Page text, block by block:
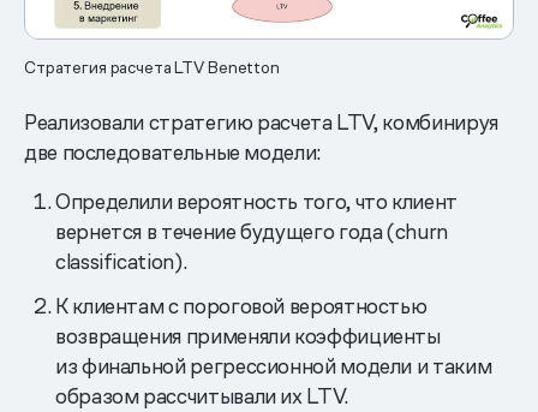
Стратегия расчета LTV Benetton
Реализовали стратегию расчета LTV, комбинируя
две последовательные модели:
Определили вероятность того, что клиент
вернется в течение будущего года (churn
classification).
К клиентам с пороговой вероятностью
возвращения применяли коэффициенты
из финальной регрессионной модели и таким
образом рассчитывали их LTV.